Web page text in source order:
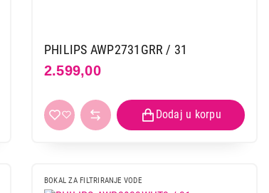
PHILIPS AWP2731GRR / 31
2.599,00
BOKAL ZA FILTRIRANJE VODE